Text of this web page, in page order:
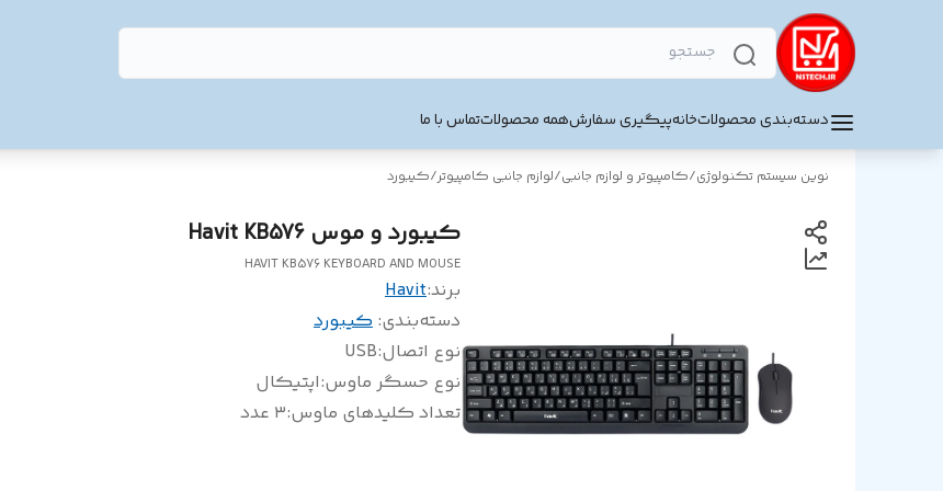
دسته‌بندی محصولاتخانهپیگیری سفارشهمه محصولاتتماس با ما
نوین سیستم تکنولوژی/کامپیوتر و لوازم جانبی/لوازم جانبی کامپیوتر/کیبورد
کیبورد و موس Havit KB576
HAVIT KB576 KEYBOARD AND MOUSE
برند:Havit
دسته‌بندی: کیبورد
نوع اتصال:
USB
نوع حسگر ماوس:اپتیکال
تعداد کلیدهای ماوس:۳ عدد